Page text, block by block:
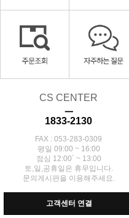
CS CENTER
ㅡ
1833-2130
FAX : 053-283-0309
평일 09:00 ~ 16:00
점심 12:00` ~ 13:00
토,일,공휴일은 휴무입니다.
문의게시판을 이용해주세요.
고객센터 연결